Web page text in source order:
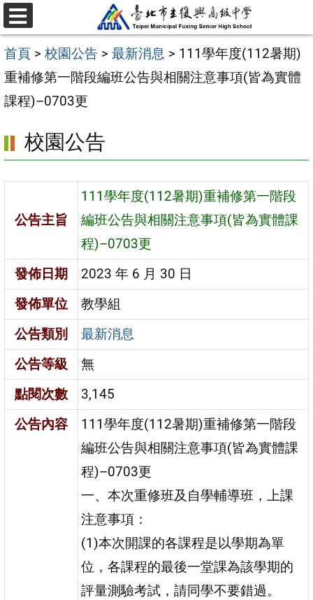
跳
至
主
要
內
區
選
單
首頁 > 校園公告 > 最新消息 > 111學年度(112暑期)
重補修第一階段編班公告與相關注意事項(皆為實體
課程)–0703更
校園公告
公告主旨
111學年度(112暑期)重補修第一階段
編班公告與相關注意事項(皆為實體課
程)–0703更
發佈日期
2023 年 6 月 30 日
發佈單位
教學組
公告類別
最新消息
公告等級
無
點閱次數
3,145
公告內容
111學年度(112暑期)重補修第一階段
編班公告與相關注意事項(皆為實體課
程)–0703更
一、本次重修班及自學輔導班，上課
注意事項：
(1)本次開課的各課程是以學期為單
位，各課程的最後一堂課為該學期的
評量測驗考試，請同學不要錯過。